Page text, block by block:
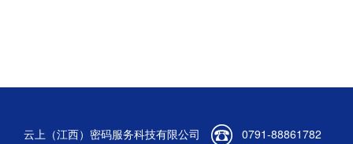
云上（江西）密码服务科技有限公司
0791-88861782